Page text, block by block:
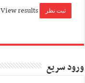
View results
ورود سریع